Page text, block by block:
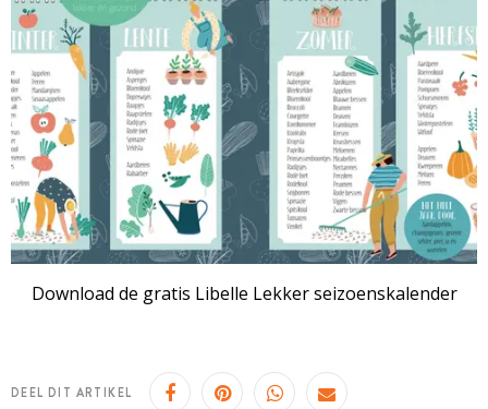
Download de gratis Libelle Lekker seizoenskalender
DEEL DIT ARTIKEL